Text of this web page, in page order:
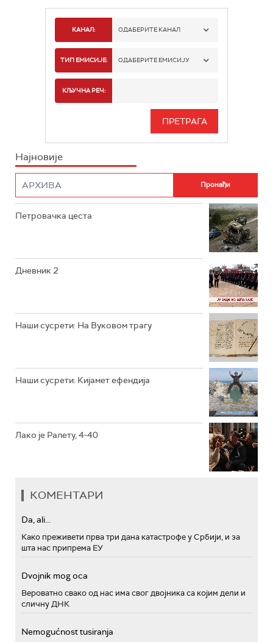
КАНАЛ: ОДАБЕРИТЕ КАНАЛ
РТС 1
РТС 3
ТИП ЕМИСИЈЕ: ОДАБЕРИТЕ ЕМИСИЈУ
ИНФО
КЉУЧНА РЕЧ:
Најновије
Петровачка цеста
Дневник 2
Наши сусрети: На Вуковом трагу
Наши сусрети: Кијамет ефендија
Лако је Ралету, 4-40
КОМЕНТАРИ
Da, ali...
Како преживети прва три дана катастрофе у Србији, и за
шта нас припрема ЕУ
Dvojnik mog oca
Вероватно свако од нас има свог двојника са којим дели и
сличну ДНК
Nemogućnost tusiranja